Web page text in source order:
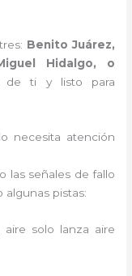
Benito Juárez,
Hidalgo, o
de ti y listo para
necesita atención
las señales de fallo
algunas pistas:
aire solo lanza aire